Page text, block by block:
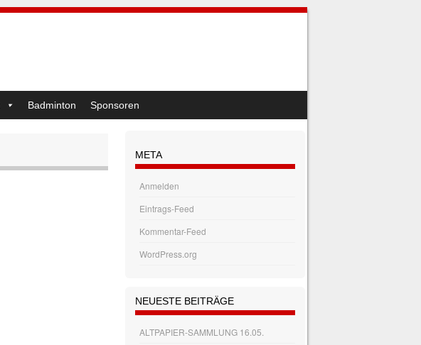
Badminton Sponsoren
META
Anmelden
Eintrags-Feed
Kommentar-Feed
WordPress.org
NEUESTE BEITRÄGE
ALTPAPIER-SAMMLUNG 16.05.